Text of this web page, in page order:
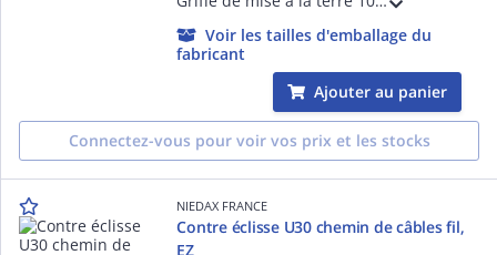
Voir les tailles d'emballage du
fabricant
Ajouter au panier
Connectez-vous pour voir vos prix et les stocks
NIEDAX FRANCE
Contre éclisse U30 chemin de câbles fil,
EZ